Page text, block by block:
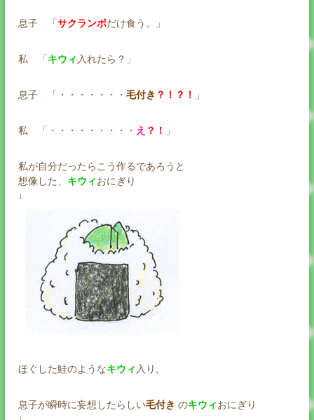
息子 「サクランボだけ食う。」
私 「キウィ 入れたら？」
息子 「・・・・・・・毛付き ？！？！ 」
私 「・・・・・・・・・ え ？！ 」
私が自分だったらこう作るであろうと
想像した、 キウィおにぎり
↓
ほぐした鮭のようなキウィ 入り。
息子が瞬時に妄想したらしい毛付きのキウィおにぎり